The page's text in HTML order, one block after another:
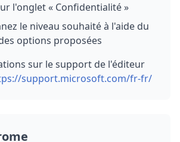
l'onglet « Confidentialité »
le niveau souhaité à l'aide du
options proposées
sur le support de l'éditeur
support.microsoft.com/fr-fr/